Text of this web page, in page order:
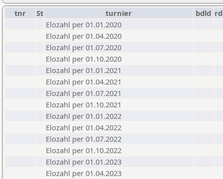
tnr St turnier bdld rd
Elozahl per 01.01.2020
Elozahl per 01.04.2020
Elozahl per 01.07.2020
Elozahl per 01.10.2020
Elozahl per 01.01.2021
Elozahl per 01.04.2021
Elozahl per 01.07.2021
Elozahl per 01.10.2021
Elozahl per 01.01.2022
Elozahl per 01.04.2022
Elozahl per 01.07.2022
Elozahl per 01.10.2022
Elozahl per 01.01.2023
Elozahl per 01.04.2023